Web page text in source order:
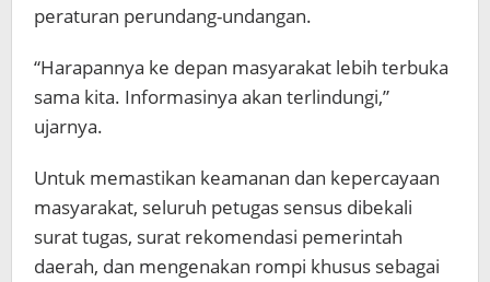
peraturan perundang-undangan.
“Harapannya ke depan masyarakat lebih terbuka
sama kita. Informasinya akan terlindungi,”
ujarnya.
Untuk memastikan keamanan dan kepercayaan
masyarakat, seluruh petugas sensus dibekali
surat tugas, surat rekomendasi pemerintah
daerah, dan mengenakan rompi khusus sebagai